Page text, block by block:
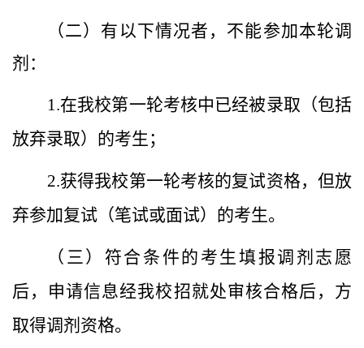
（二）有以下情况者，不能参加本轮调
剂：
1.在我校第一轮考核中已经被录取（包括
放弃录取）的考生；
2.获得我校第一轮考核的复试资格，但放
弃参加复试（笔试或面试）的考生。
（三） 符合条件的考生填报调剂志愿
后，申请信息经我校招就处审核合格后，方
取得调剂资格。